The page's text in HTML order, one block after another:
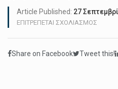
Article Published: 27
ΕΠΙΤΡΈΠΕΤΑΙ ΣΧΟΛΙΑΣΜΌΣ
Share on Facebook Tweet this!